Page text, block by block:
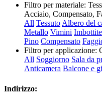
Filtro per materiale:
Acciaio, Compensato,
All TessutoAlbero del
Metallo Vimini Imbottite
Pino Compensato
Filtro per applicazione:
All Soggiorno Sala da
Anticamera Balcone e
Indirizzo: